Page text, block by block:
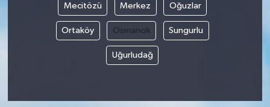
Mecitözü Merkez Oğuzlar
Ortaköy Osmancık Sungurlu
Uğurludağ